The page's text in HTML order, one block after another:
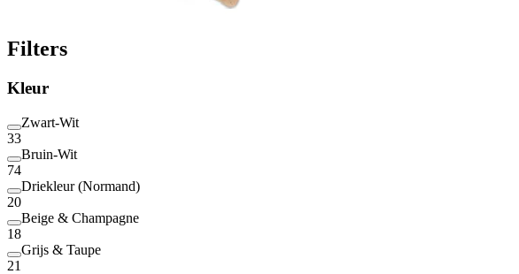
Filters
Kleur
Zwart-Wit
33
Bruin-Wit
74
Driekleur (Normand)
20
Beige & Champagne
18
Grijs & Taupe
21